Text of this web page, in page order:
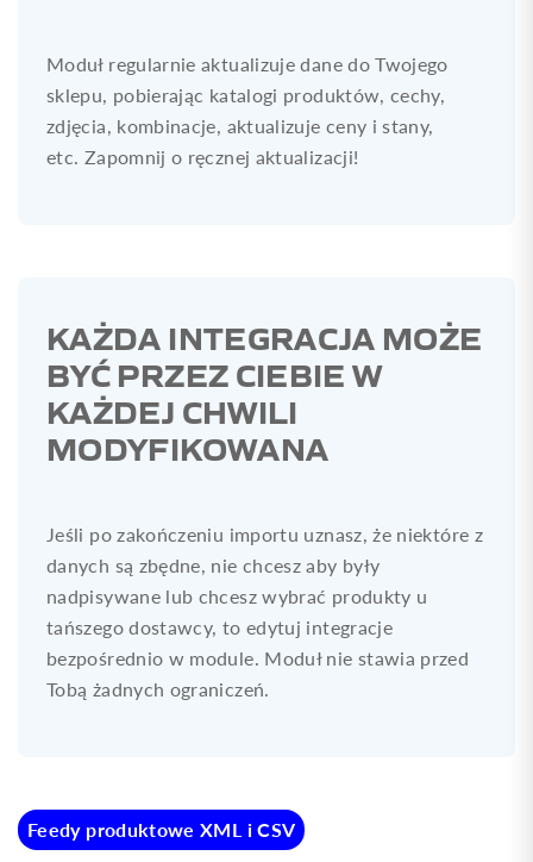
Moduł regularnie aktualizuje dane do Twojego
sklepu, pobierając katalogi produktów, cechy,
zdjęcia, kombinacje, aktualizuje ceny i stany,
etc. Zapomnij o ręcznej aktualizacji!
KAŻDA INTEGRACJA MOŻE
BYĆ PRZEZ CIEBIE W
KAŻDEJ CHWILI
MODYFIKOWANA
Jeśli po zakończeniu importu uznasz, że niektóre z
danych są zbędne, nie chcesz aby były
nadpisywane lub chcesz wybrać produkty u
tańszego dostawcy, to edytuj integracje
bezpośrednio w module. Moduł nie stawia przed
Tobą żadnych ograniczeń.
Feedy produktowe XML i CSV